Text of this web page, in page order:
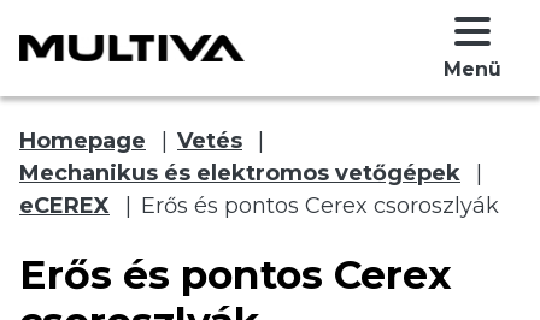
Menü
Homepage Vetés
Mechanikus és elektromos vetőgépek
eCEREX
Erős és pontos Cerex csoroszlyák
Erős és pontos Cerex